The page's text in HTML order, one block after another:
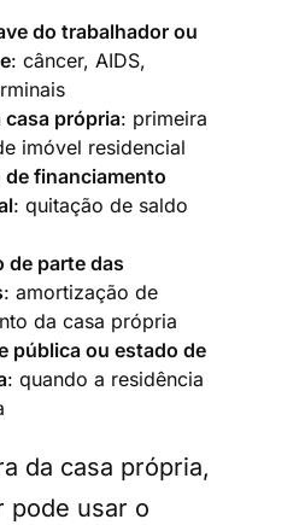
do trabalhador ou
: câncer, AIDS,
casa própria: primeira
imóvel residencial
de financiamento
: quitação de saldo
de parte das
: amortização de
da casa própria
pública ou estado de
: quando a residência
da casa própria,
pode usar o